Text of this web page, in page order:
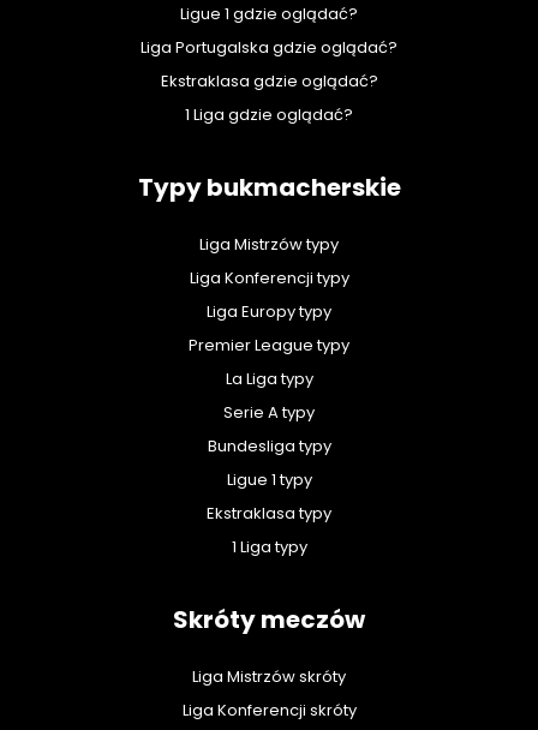
Ligue 1 gdzie oglądać?
Liga Portugalska gdzie oglądać?
Ekstraklasa gdzie oglądać?
1 Liga gdzie oglądać?
Typy bukmacherskie
Liga Mistrzów typy
Liga Konferencji typy
Liga Europy typy
Premier League typy
La Liga typy
Serie A typy
Bundesliga typy
Ligue 1 typy
Ekstraklasa typy
1 Liga typy
Skróty meczów
Liga Mistrzów skróty
Liga Konferencji skróty